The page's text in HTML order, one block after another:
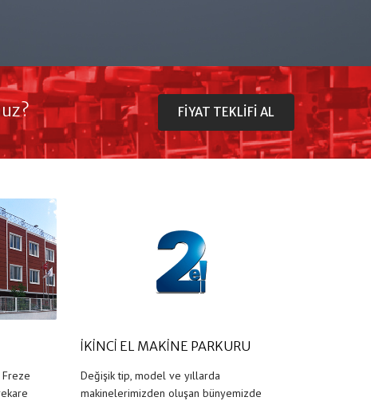
FIYAT TEKLIFI AL
İKİNCİ EL MAKİNE PARKURU
Değişik tip, model ve yıllarda
makinelerimizden oluşan bünyemizde